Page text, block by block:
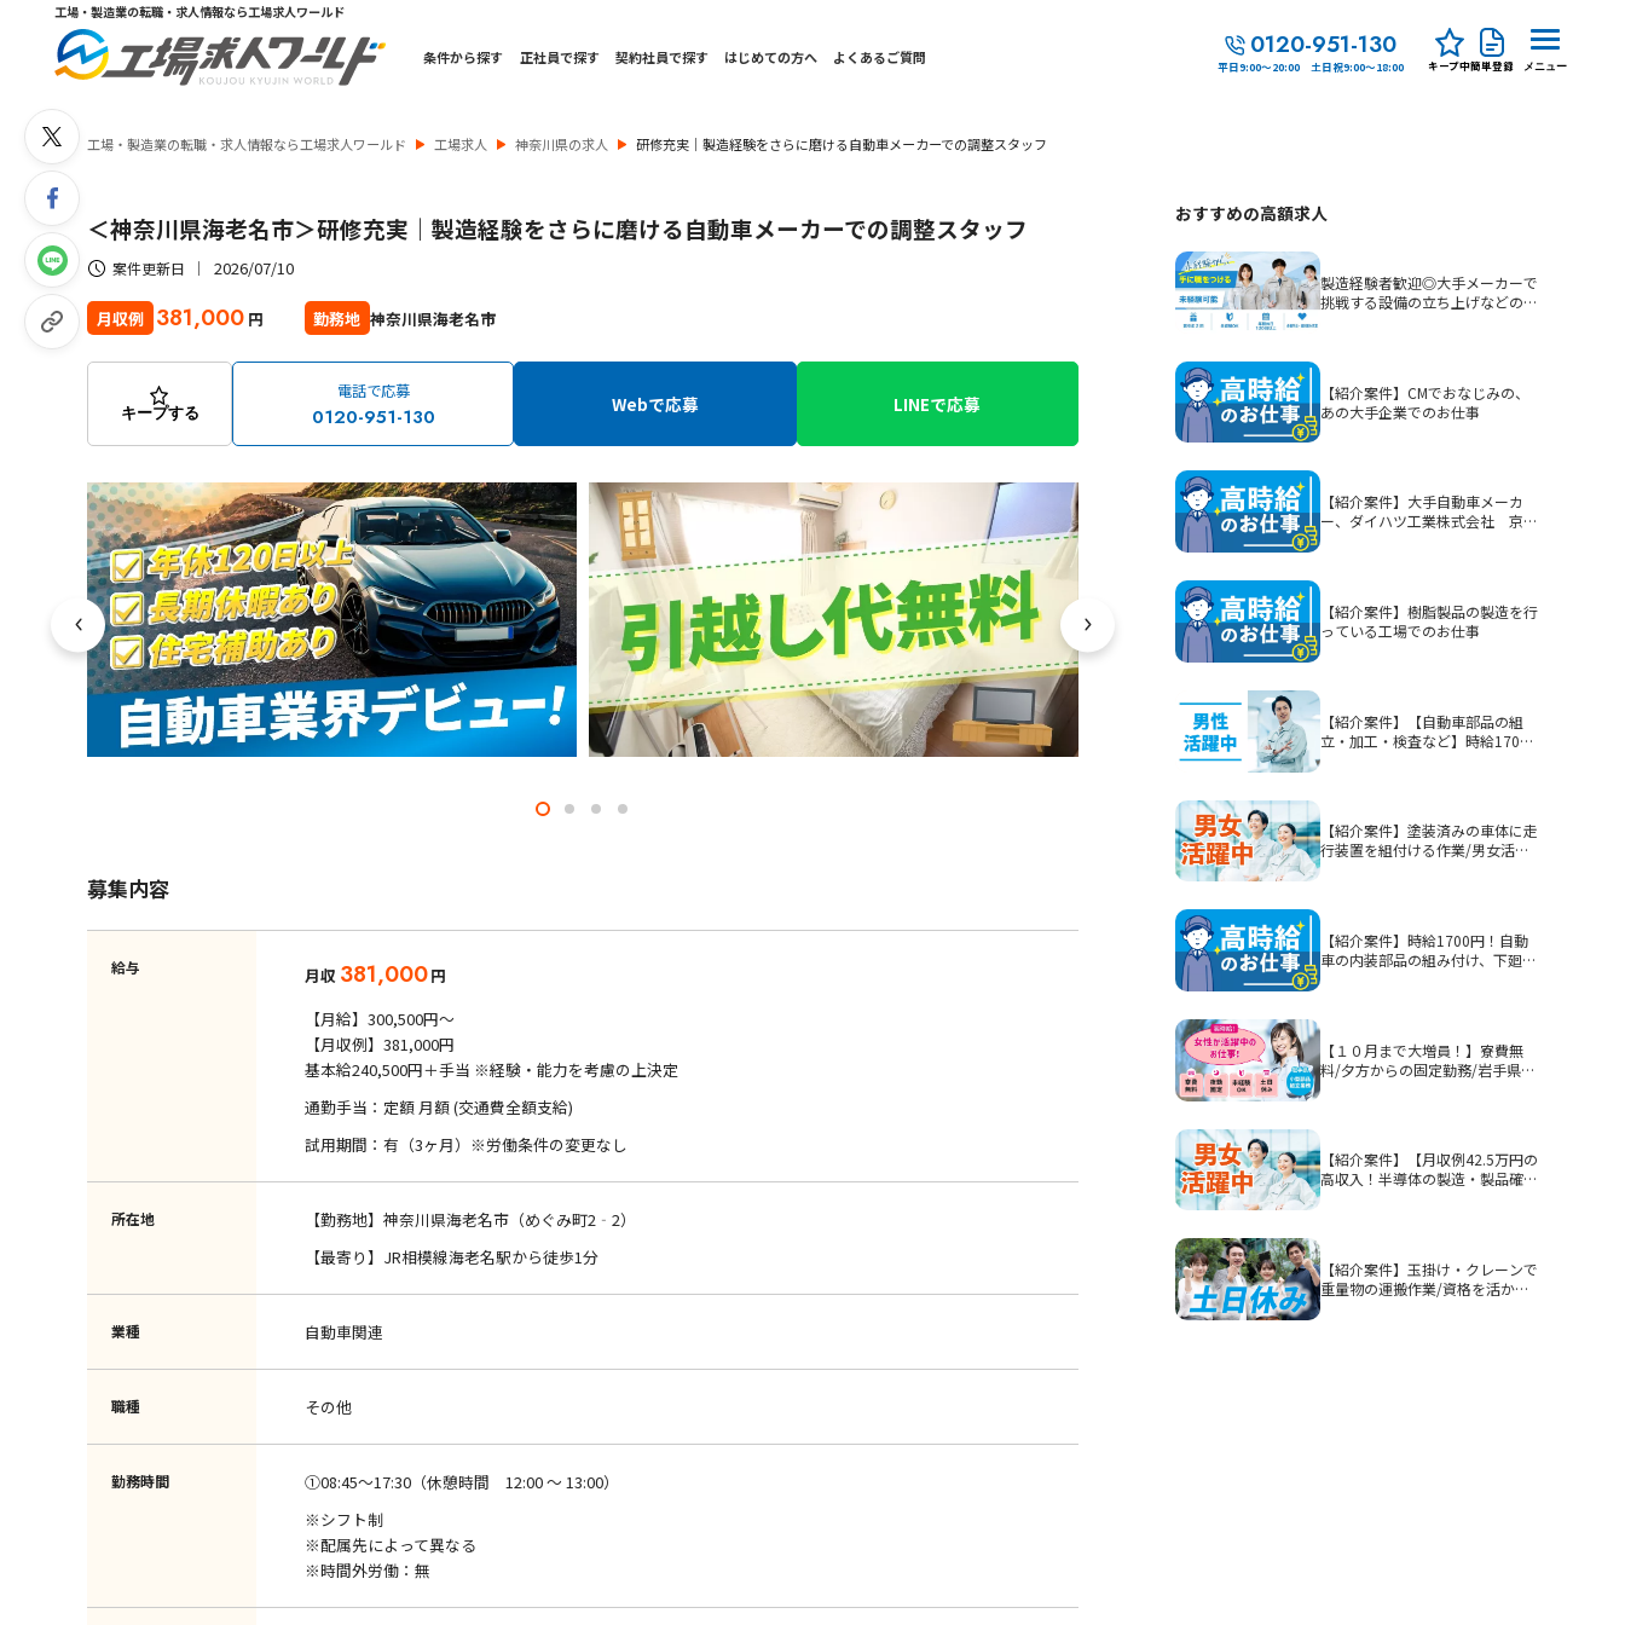
工場・製造業の転職・求人情報なら工場求人ワールド
条件から探す 正社員で探す 契約社員で探す はじめての方へ よくあるご質問 0120-951-130
平日9:00～20:00 土日祝9:00～18:00 キープ中簡単登録 メニュー
工場・製造業の転職・求人情報なら工場求人ワールド 工場求人 神奈川県の求人 研修充実｜製造経験をさらに磨ける自動車メーカーでの調整スタッフ
＜神奈川県海老名市＞研修充実｜製造経験をさらに磨ける自動車メーカーでの調整スタッフ
案件更新日 2026/07/10
月収例 381,000 円 勤務地 神奈川県海老名市
キープする
電話で応募
0120-951-130 Webで応募 LINEで応募
募集内容
給与 月収 381,000円
【月給】300,500円～
【月収例】381,000円
基本給240,500円＋手当 ※経験・能力を考慮の上決定
通勤手当：定額 月額 (交通費全額支給)
試用期間：有（3ヶ月）※労働条件の変更なし
所在地
【勤務地】神奈川県海老名市（めぐみ町2‐2）
【最寄り】JR相模線海老名駅から徒歩1分
業種 自動車関連
職種 その他
勤務時間
①08:45～17:30（休憩時間 12:00 ～ 13:00）
※シフト制
※配属先によって異なる
※時間外労働：無
おすすめの高額求人
製造経験者歓迎◎大手メーカーで
挑戦する設備の立ち上げなどの生
【紹介案件】CMでおなじみの、
あの大手企業でのお仕事
【紹介案件】大手自動車メーカ
ー、ダイハツ工業株式会社 京都
【紹介案件】樹脂製品の製造を行
っている工場でのお仕事
【紹介案件】【自動車部品の組
立・加工・検査など】時給1700
【紹介案件】塗装済みの車体に走
行装置を組付ける作業/男女活躍
【紹介案件】時給1700円！自動
車の内装部品の組み付け、下廻り
【１０月まで大増員！】寮費無
料/夕方からの固定勤務/岩手県釜
【紹介案件】【月収例42.5万円の
高収入！半導体の製造・製品確
躍【紹介案件】玉掛け・クレーンで
重量物の運搬作業/資格を活かし